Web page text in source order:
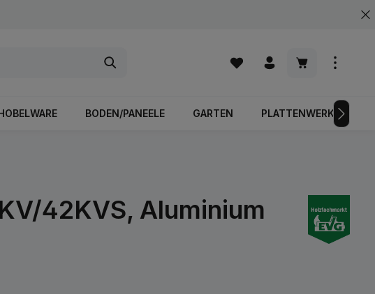
Warenkorb
BODEN/PANEELE GARTEN PLATTENWERKSTOFFE
42KVS, Aluminium